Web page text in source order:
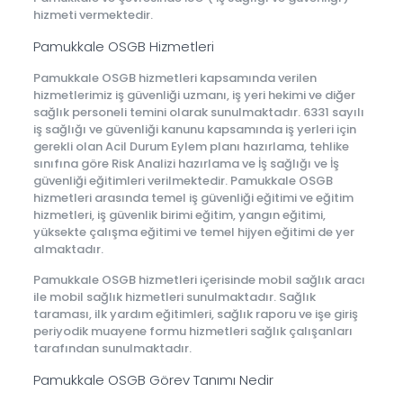
hizmeti vermektedir.
Pamukkale OSGB Hizmetleri
Pamukkale OSGB hizmetleri kapsamında verilen
hizmetlerimiz iş güvenliği uzmanı, iş yeri hekimi ve diğer
sağlık personeli temini olarak sunulmaktadır. 6331 sayılı
iş sağlığı ve güvenliği kanunu kapsamında iş yerleri için
gerekli olan Acil Durum Eylem planı hazırlama, tehlike
sınıfına göre Risk Analizi hazırlama ve İş sağlığı ve İş
güvenliği eğitimleri verilmektedir. Pamukkale OSGB
hizmetleri arasında temel iş güvenliği eğitimi ve eğitim
hizmetleri, iş güvenlik birimi eğitim, yangın eğitimi,
yüksekte çalışma eğitimi ve temel hijyen eğitimi de yer
almaktadır.
Pamukkale OSGB hizmetleri içerisinde mobil sağlık aracı
ile mobil sağlık hizmetleri sunulmaktadır. Sağlık
taraması, ilk yardım eğitimleri, sağlık raporu ve işe giriş
periyodik muayene formu hizmetleri sağlık çalışanları
tarafından sunulmaktadır.
Pamukkale OSGB Görev Tanımı Nedir